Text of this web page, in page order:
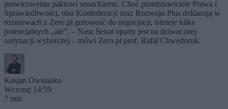
prawicowemu paktowi senackiemu. Choć przedstawiciele Prawa i
Sprawiedliwości, obu Konfederacji oraz Rozwoju Plus deklarują w
rozmowach z Zero.pl gotowość do negocjacji, istnieje kilka
potencjalnych „ale”. – Nasz Senat oparty jest na dziwacznej
ordynacji wyborczej – mówi Zero.pl prof. Rafał Chwedoruk.
Kasjan Owsianko
Wczoraj 14:59
7 min